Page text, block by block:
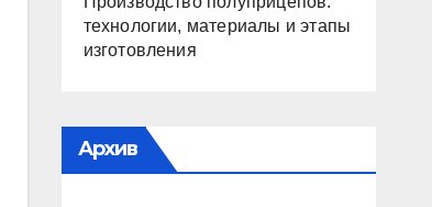
технологии, материалы и этапы
изготовления
Архив